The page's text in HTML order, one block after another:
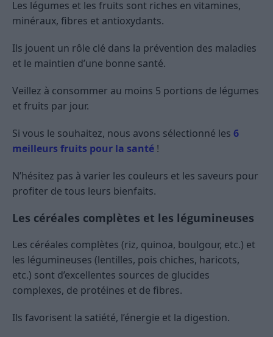
Les légumes et les fruits sont riches en vitamines,
minéraux, fibres et antioxydants.
Ils jouent un rôle clé dans la prévention des maladies
et le maintien d’une bonne santé.
Veillez à consommer au moins 5 portions de légumes
et fruits par jour.
Si vous le souhaitez, nous avons sélectionné les 6
meilleurs fruits pour la santé !
N’hésitez pas à varier les couleurs et les saveurs pour
profiter de tous leurs bienfaits.
Les céréales complètes et les légumineuses
Les céréales complètes (riz, quinoa, boulgour, etc.) et
les légumineuses (lentilles, pois chiches, haricots,
etc.) sont d’excellentes sources de glucides
complexes, de protéines et de fibres.
Ils favorisent la satiété, l’énergie et la digestion.